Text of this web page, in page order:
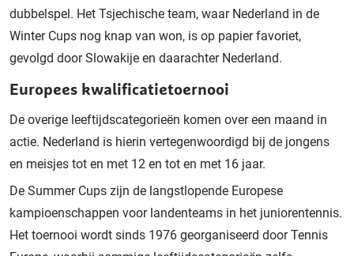
dubbelspel. Het Tsjechische team, waar Nederland in de
Winter Cups nog knap van won, is op papier favoriet,
gevolgd door Slowakije en daarachter Nederland.
Europees kwalificatietoernooi
De overige leeftijdscategorieën komen over een maand in
actie. Nederland is hierin vertegenwoordigd bij de jongens
en meisjes tot en met 12 en tot en met 16 jaar.
De Summer Cups zijn de langstlopende Europese
kampioenschappen voor landenteams in het juniorentennis.
Het toernooi wordt sinds 1976 georganiseerd door Tennis